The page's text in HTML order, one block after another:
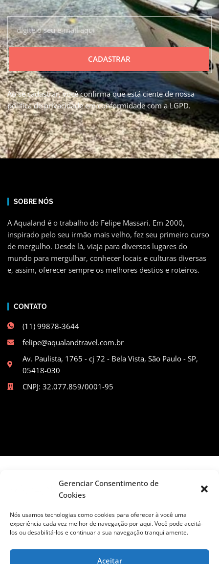
Gerenciar Consentimento de
Cookies
Nós usamos tecnologias como cookies para oferecer à você uma
experiência cada vez melhor de navegação por aqui. Você pode aceitá-
los ou desabilitá-los e continuar a sua navegação tranquilamente.
Aceitar
CADASTRAR
Ao se cadastrar, você confirma que está ciente de nossa
política de privacidade em conformidade com a LGPD.
SOBRE NÓS
A Aqualand é o trabalho do Felipe Massari. Em 2000,
inspirado pelo seu irmão mais velho, fez seu primeiro curso
de mergulho. Desde lá, viaja para diversos lugares do
mundo para mergulhar, conhecer locais e culturas diversas
e, assim, oferecer sempre os melhores destios e roteiros.
CONTATO
(11) 99878-3644
felipe@aqualandtravel.com.br
Av. Paulista, 1765 - cj 72 - Bela Vista, São Paulo - SP,
05418-030
CNPJ: 32.077.859/0001-95